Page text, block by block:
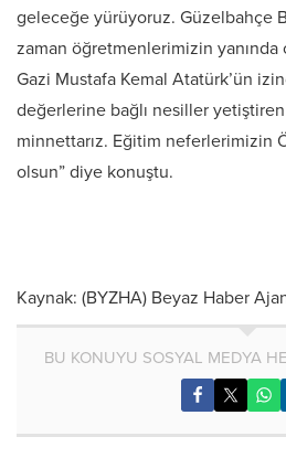
geleceğe yürüyoruz. Güzelbahçe
zaman öğretmenlerimizin yanında
Gazi Mustafa Kemal Atatürk’ün
değerlerine bağlı nesiller
minnettarız. Eğitim neferlerimizin
olsun” diye konuştu.
Kaynak: (BYZHA) Beyaz Haber
BU KONUYU SOSYAL MEDYA